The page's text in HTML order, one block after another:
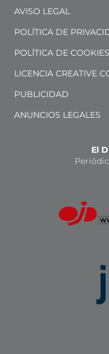
AVISO LEGAL
POLÍTICA DE
POLÍTICA DE COOKIES
LICENCIA CREATIVE
PUBLICIDAD
ANUNCIOS LEGALES
El